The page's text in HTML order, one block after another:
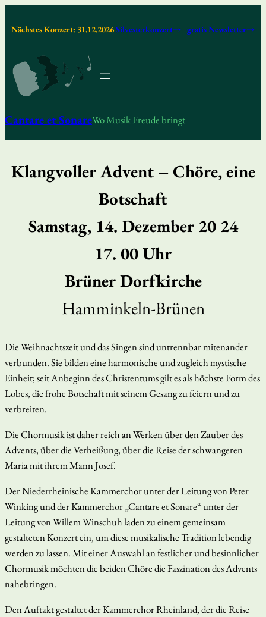
Nächstes Konzert: 31.12.2026Silvesterkonzert→ gratis Newsletter→
Cantare et SonareWo Musik Freude bringt
Klangvoller Advent – Chöre, eine
Botschaft
Samstag, 14. Dezember 20 24
17. 00 Uhr
Brüner Dorfkirche
Hamminkeln-Brünen
Die Weihnachtszeit und das Singen sind untrennbar mitenander
verbunden. Sie bilden eine harmonische und zugleich mystische
Einheit; seit Anbeginn des Christentums gilt es als höchste Form des
Lobes, die frohe Botschaft mit seinem Gesang zu feiern und zu
verbreiten.
Die Chormusik ist daher reich an Werken über den Zauber des
Advents, über die Verheißung, über die Reise der schwangeren
Maria mit ihrem Mann Josef.
Der Niederrheinische Kammerchor unter der Leitung von Peter
Winking und der Kammerchor „Cantare et Sonare“ unter der
Leitung von Willem Winschuh laden zu einem gemeinsam
gestalteten Konzert ein, um diese musikalische Tradition lebendig
werden zu lassen. Mit einer Auswahl an festlicher und besinnlicher
Chormusik möchten die beiden Chöre die Faszination des Advents
nahebringen.
Den Auftakt gestaltet der Kammerchor Rheinland, der die Reise